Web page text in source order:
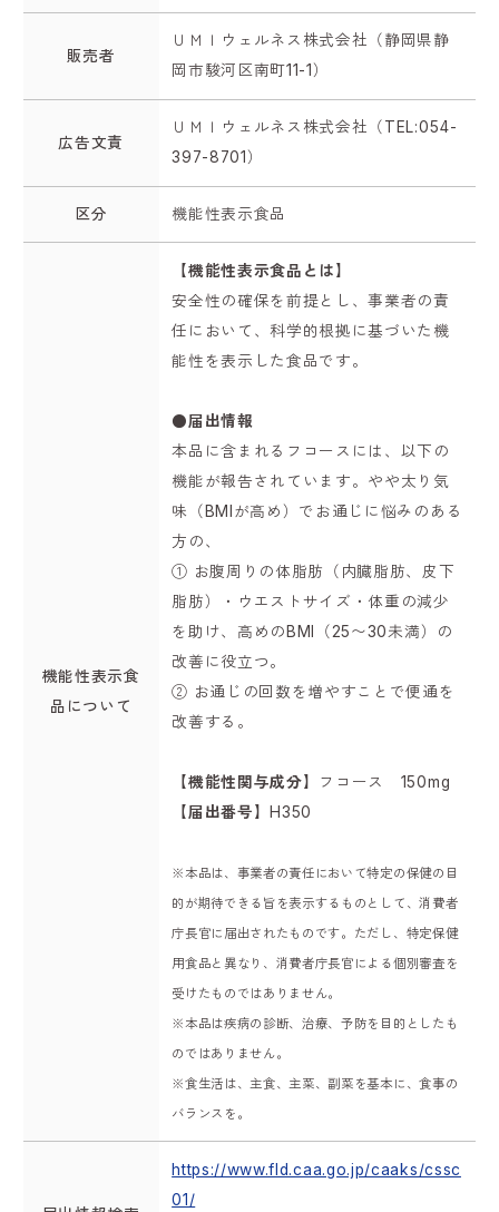
販売者
ＵＭＩウェルネス株式会社（静岡県静
岡市駿河区南町11-1）
広告文責
ＵＭＩウェルネス株式会社（TEL:054-
397-8701）
区分 機能性表示食品
機能性表示食
品について
【機能性表示食品とは】
安全性の確保を前提とし、事業者の責
任において、科学的根拠に基づいた機
能性を表示した食品です。
●届出情報
本品に含まれるフコースには、以下の
機能が報告されています。やや太り気
味（BMIが高め）でお通じに悩みのある
方の、
① お腹周りの体脂肪（内臓脂肪、皮下
脂肪）・ウエストサイズ・体重の減少
を助け、高めのBMI（25〜30未満）の
改善に役立つ。
② お通じの回数を増やすことで便通を
改善する。
【機能性関与成分】
フコース 150mg
【届出番号】
H350
※本品は、事業者の責任において特定の保健の目
的が期待できる旨を表示するものとして、消費者
庁長官に届出されたものです。ただし、特定保健
用食品と異なり、消費者庁長官による個別審査を
受けたものではありません。
※本品は疾病の診断、治療、予防を目的としたも
のではありません。
※食生活は、主食、主菜、副菜を基本に、食事の
バランスを。
https://www.fld.caa.go.jp/caaks/cssc
01/